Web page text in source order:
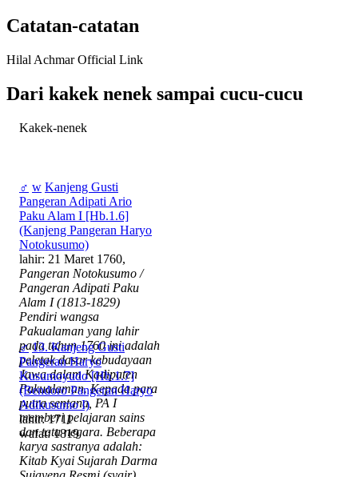
Catatan-catatan
Hilal Achmar Official Link
Dari kakek nenek sampai cucu-cucu
Kakek-nenek
♂ w Kanjeng Gusti
Pangeran Adipati Ario
Paku Alam I [Hb.1.6]
(Kanjeng Pangeran Haryo
Notokusumo)
lahir: 21 Maret 1760,
Pangeran Notokusumo /
Pangeran Adipati Paku
Alam I (1813-1829)
Pendiri wangsa
Pakualaman yang lahir
pada tahun 1760 ini adalah
peletak dasar kebudayaan
Jawa dalam Kadipaten
Pakualaman. Kepada para
putra sentana, PA I
memberi pelajaran sains
dan tata negara. Beberapa
karya sastranya adalah:
Kitab Kyai Sujarah Darma
♂ 13. Kanjeng Gusti
Pangeran Haryo
Kusumoyudo [Hb.1.7]
(Bendoro Pangeran Haryo
Adikusumo I)
lahir: 1711
wafat: 1819